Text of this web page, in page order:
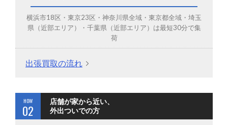
横浜市18区・東京23区・神奈川県全域・東京都全域・埼玉
県（近部エリア）・千葉県（近部エリア）は最短30分で集
荷
出張買取の流れ
HOW
02
店舗が家から近い、
外出ついでの方